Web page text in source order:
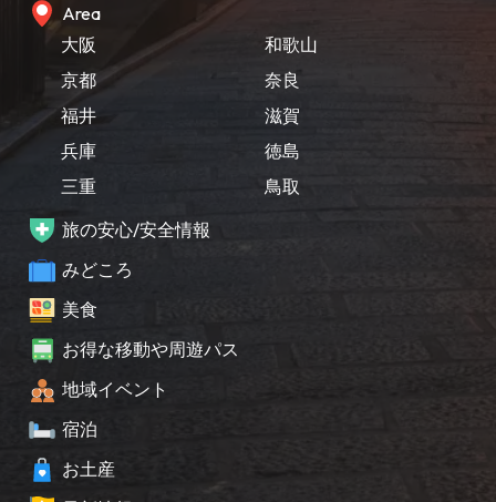
Area
大阪
京都
福井
兵庫
三重
和歌山
奈良
滋賀
徳島
鳥取
旅の安心/安全情報
みどころ
美食
お得な移動や周遊パス
地域イベント
宿泊
お土産